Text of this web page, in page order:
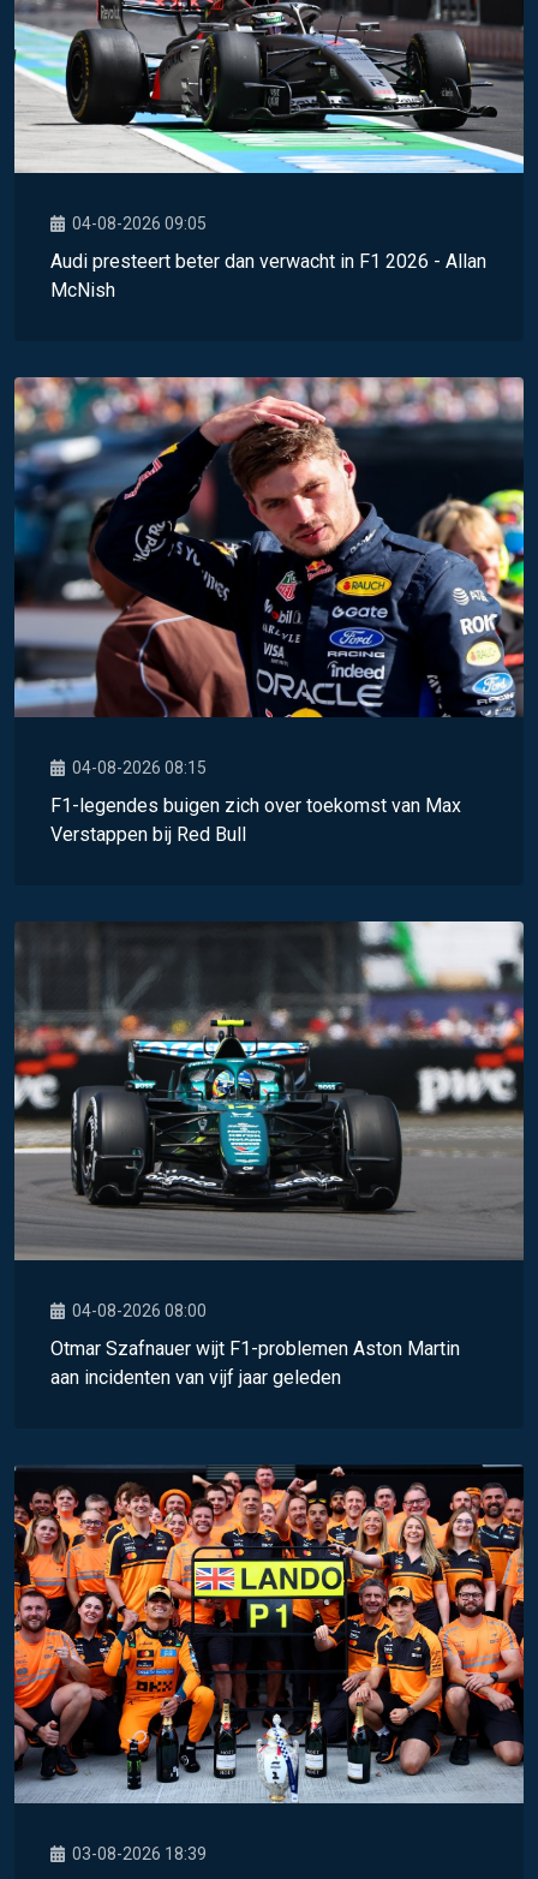
04-08-2026 09:05
Audi presteert beter dan verwacht in F1 2026 - Allan
McNish
04-08-2026 08:15
F1-legendes buigen zich over toekomst van Max
Verstappen bij Red Bull
04-08-2026 08:00
Otmar Szafnauer wijt F1-problemen Aston Martin
aan incidenten van vijf jaar geleden
03-08-2026 18:39